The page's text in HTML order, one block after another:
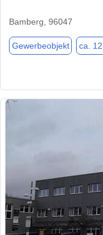
Bamberg, 96047
Gewerbeobjekt ca.